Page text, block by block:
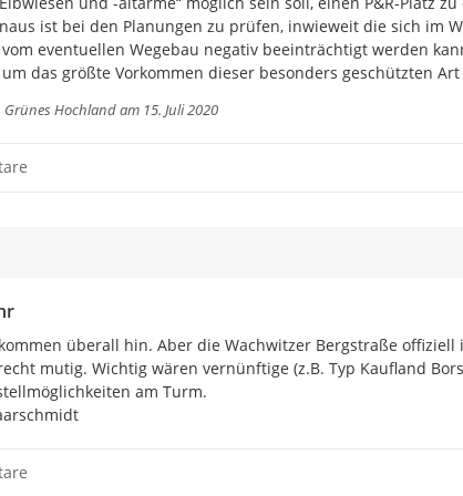
ist bei den Planungen zu prüfen, inwieweit die sich im
eventuellen Wegebau negativ beeinträchtigt werden
das größte Vorkommen dieser besonders geschützten Art
Grünes Hochlandam 15. Juli 2020
überall hin. Aber die Wachwitzer Bergstraße
mutig. Wichtig wären vernünftige (z.B. Typ Kaufland
am Turm.